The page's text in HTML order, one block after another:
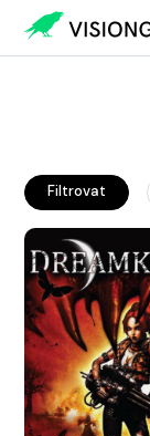
Filtrovat